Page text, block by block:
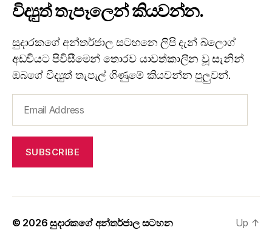
විද්‍යුත් තැපෑලෙන් කියවන්න.
සුදාරකගේ අන්තර්ජාල සටහනෙ ලිපි දැන් බ්ලොග්
අඩවියට පිවිසීමෙන් තොරව යාවත්කාලීන වූ සැනින්
ඔබගේ විද්‍යුත් තැපැල් ගිණුමේ කියවන්න පුලුවන්.
Address
SUBSCRIBE
© 2026සුදාරකගේ අන්තර්ජාල සටහන Up ↑